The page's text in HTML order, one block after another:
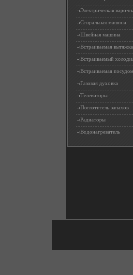
Электрическая
Стиральная машина
Швейная машина
Встраиваемая вытяжка
Встраиваемый
Встраиваемая
Газовая духовка
Телевизоры
Поглотитель запахов
Радиаторы
Водонагреватель